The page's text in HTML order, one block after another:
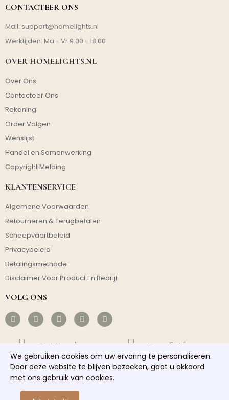
CONTACTEER ONS
Mail: support@homelights.nl
Werktijden: Ma - Vr 9:00 - 18:00
OVER HOMELIGHTS.NL
Over Ons
Contacteer Ons
Rekening
Order Volgen
Wenslijst
Handel en Samenwerking
Copyright Melding
KLANTENSERVICE
Algemene Voorwaarden
Retourneren & Terugbetalen
Scheepvaartbeleid
Privacybeleid
Betalingsmethode
Disclaimer Voor Product En Bedrijf
VOLG ONS
Gratis Verzending Kosteneffectief
Snelle Verzending Goede Service
We gebruiken cookies om uw ervaring te personaliseren.
Door deze website te blijven bezoeken, gaat u akkoord
met ons gebruik van cookies.